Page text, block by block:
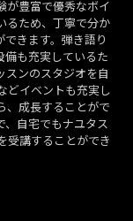
が豊富で優秀なボイ
るため、丁寧で分か
きます。弾き語り
備も充実しているた
スンのスタジオを自
どイベントも充実し
、成長することがで
、自宅でもナユタス
受講することができ